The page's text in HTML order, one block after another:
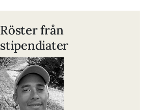
Röster från
stipendiater